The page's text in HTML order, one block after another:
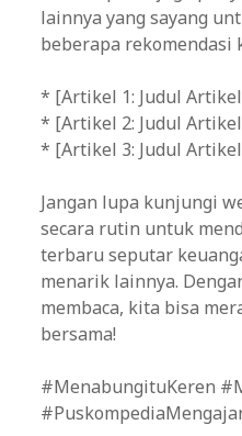
lainnya yang sayang
beberapa rekomendasi
* [Artikel 1: Judul
* [Artikel 2: Judul
* [Artikel 3: Judul
Jangan lupa kunjungi
secara rutin untuk
terbaru seputar
menarik lainnya.
membaca, kita bisa
bersama!
#MenabungituKeren